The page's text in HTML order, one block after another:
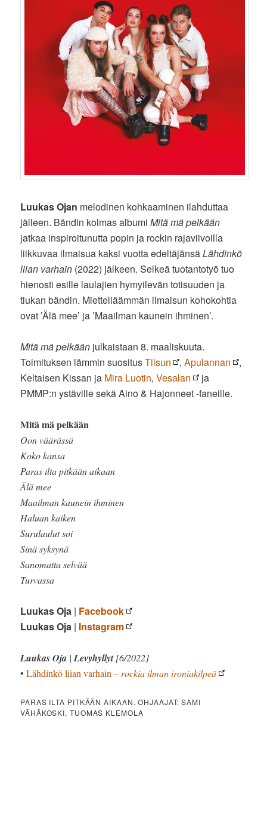
Luukas Ojan melodinen kohkaaminen ilahduttaa
jälleen. Bändin kolmas albumiMitä mä pelkään
jatkaa inspiroitunutta popin ja rockin rajaviivoilla
liikkuvaa ilmaisua kaksi vuotta edeltäjänsäLähdinkö
liian varhain (2022) jälkeen. Selkeä tuotantotyö tuo
hienosti esille laulajien hymyilevän totisuuden ja
tiukan bändin. Mietteliäämmän ilmaisun kohokohtia
ovat ’Älä mee’ ja ’Maailman kaunein ihminen’.
Mitä mä pelkään julkaistaan 8. maaliskuuta.
Toimituksen lämmin suositusTiisun ,Apulannan
,
Keltaisen Kissan ja Mira Luotin,Vesalan
ja
PMMP:n ystäville sekä Aino & Hajonneet -faneille.
Mitä mä pelkään
Oon väärässä
Koko kansa
Paras ilta pitkään aikaan
Älä mee
Maailman kaunein ihminen
Haluan kaiken
Surulaulut soi
Sinä syksynä
Sanomatta selvää
Turvassa
Luukas Oja | Facebook
Luukas Oja | Instagram
Luukas Oja |Levyhyllyt[6/2022]
• Lähdinkö liian varhain – rockia ilman ironiakilpeä
PARAS ILTA PITKÄÄN AIKAAN. OHJAAJAT: SAMI
VÄHÄKOSKI, TUOMAS KLEMOLA